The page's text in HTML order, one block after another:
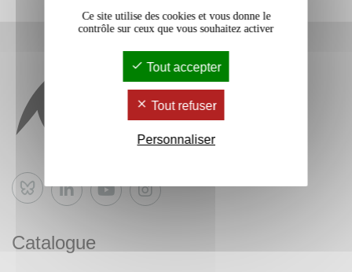
Bluesky
Catalogue
Ce site utilise des cookies et vous donne le
contrôle sur ceux que vous souhaitez activer
Tout accepter
Tout refuser
Personnaliser